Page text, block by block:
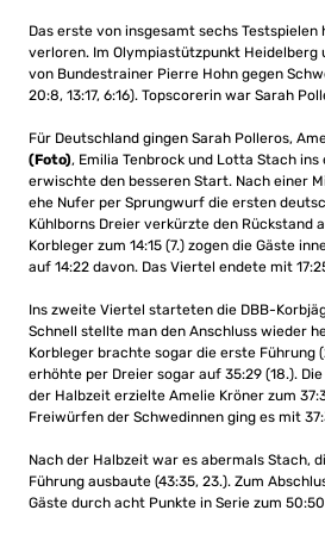
Das erste von insgesamt sechs Testspielen
verloren. Im Olympiastützpunkt
von Bundestrainer Pierre Hohn gegen
20:8, 13:17, 6:16). Topscorerin war Sarah
Für Deutschland gingen Sarah Polleros,
(Foto), Emilia Tenbrock und Lotta Stach
erwischte den besseren Start. Nach einer
ehe Nufer per Sprungwurf die ersten
Kühlborns Dreier verkürzte den Rückstand
Korbleger zum 14:15 (7.) zogen die Gäste
auf 14:22 davon. Das Viertel endete mit
Ins zweite Viertel starteten die DBB-
Schnell stellte man den Anschluss wieder
Korbleger brachte sogar die erste Führung
erhöhte per Dreier sogar auf 35:29 (18.).
der Halbzeit erzielte Amelie Kröner zum
Freiwürfen der Schwedinnen ging es mit
Nach der Halbzeit war es abermals Stach,
Führung ausbaute (43:35, 23.). Zum
Gäste durch acht Punkte in Serie zum